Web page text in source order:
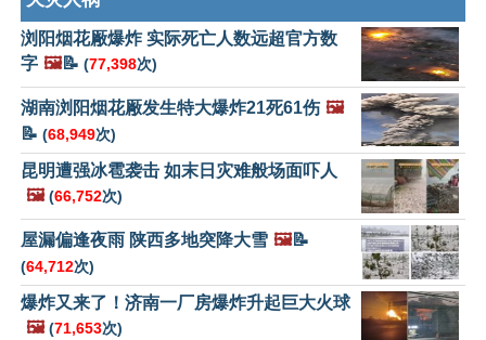
浏阳烟花厰爆炸 实际死亡人数远超官方数
字 🖼️📝 (77,398次)
湖南浏阳烟花厰发生特大爆炸21死61伤 🖼️
📝 (68,949次)
昆明遭强冰雹袭击 如末日灾难般场面吓人
🖼️ (66,752次)
屋漏偏逢夜雨 陕西多地突降大雪 🖼️📝
(64,712次)
爆炸又来了！济南一厂房爆炸升起巨大火球
🖼️ (71,653次)